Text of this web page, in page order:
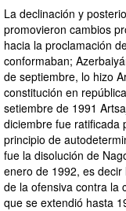
La declinación y
promovieron cambios
hacia la proclamación
conformaban;
de septiembre, lo hizo
constitución en
setiembre de 1991
diciembre fue ratificada
principio de
fue la disolución de
enero de 1992, es
de la ofensiva contra la
que se extendió hasta